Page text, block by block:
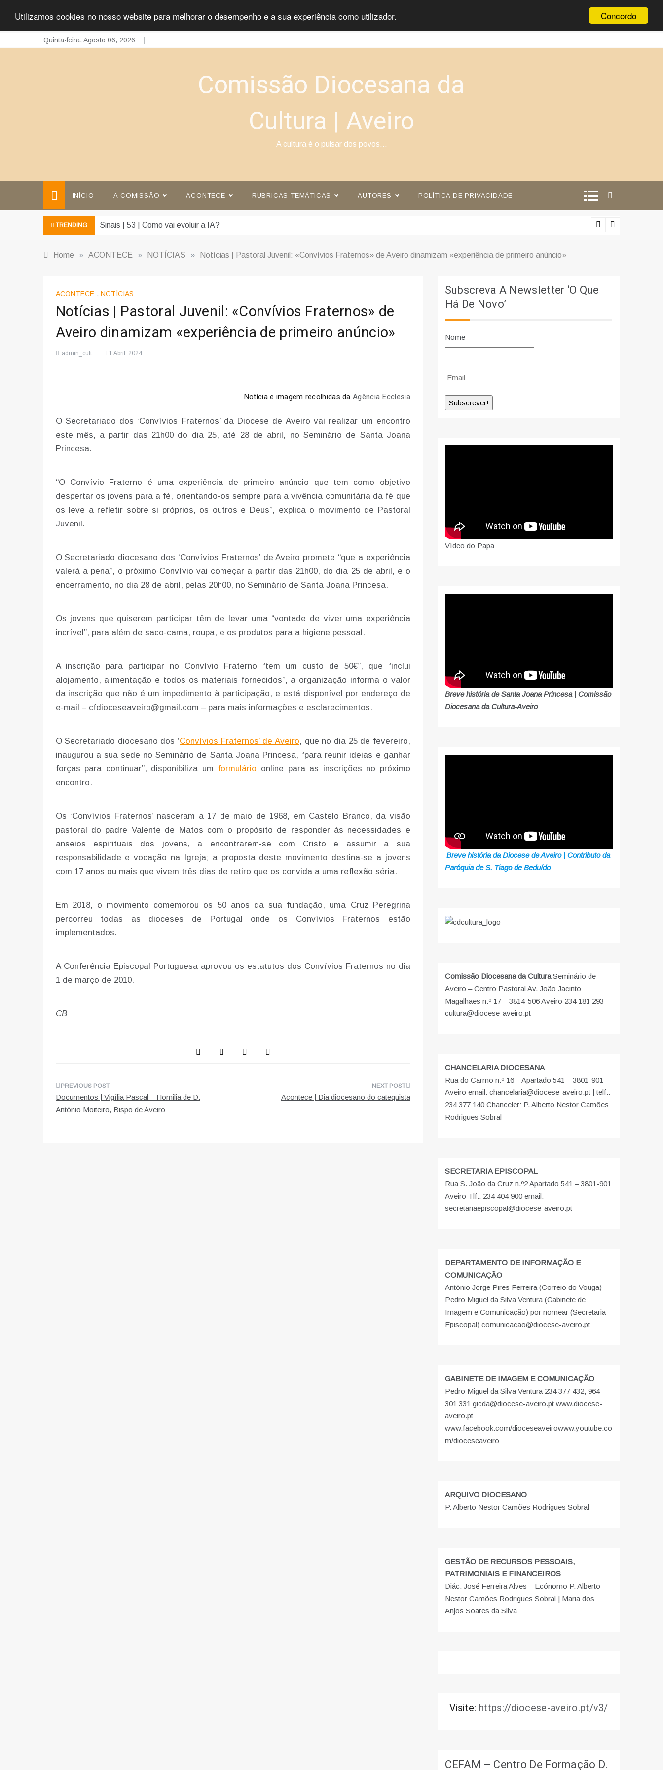
Concordo
Utilizamos cookies no nosso website para melhorar o desempenho e a sua experiência como utilizador.
to
Quinta-feira, Agosto 06, 2026
Comissão Diocesana da
Cultura | Aveiro
A cultura é o pulsar dos povos…
INÍCIO A COMISSÃO ACONTECE RUBRICAS TEMÁTICAS AUTORES POLÍTICA DE PRIVACIDADE
TRENDING Sinais | 53 | Como vai evoluir a IA?
Home » ACONTECE » NOTÍCIAS » Notícias | Pastoral Juvenil: «Convívios Fraternos» de Aveiro dinamizam «experiência de primeiro anúncio»
ACONTECE , NOTÍCIAS
Notícias | Pastoral Juvenil: «Convívios Fraternos» de
Aveiro dinamizam «experiência de primeiro anúncio»
admin_cult 1 Abril, 2024
Notícia e imagem recolhidas daAgência Ecclesia
O Secretariado dos ‘Convívios Fraternos’ da Diocese de Aveiro vai realizar um encontro
este mês, a partir das 21h00 do dia 25, até 28 de abril, no Seminário de Santa Joana
Princesa.
“O Convívio Fraterno é uma experiência de primeiro anúncio que tem como objetivo
despertar os jovens para a fé, orientando-os sempre para a vivência comunitária da fé que
os leve a refletir sobre si próprios, os outros e Deus”, explica o movimento de Pastoral
Juvenil.
O Secretariado diocesano dos ‘Convívios Fraternos’ de Aveiro promete “que a experiência
valerá a pena”, o próximo Convívio vai começar a partir das 21h00, do dia 25 de abril, e o
encerramento, no dia 28 de abril, pelas 20h00, no Seminário de Santa Joana Princesa.
Os jovens que quiserem participar têm de levar uma “vontade de viver uma experiência
incrível”, para além de saco-cama, roupa, e os produtos para a higiene pessoal.
A inscrição para participar no Convívio Fraterno “tem um custo de 50€”, que “inclui
alojamento, alimentação e todos os materiais fornecidos”, a organização informa o valor
da inscrição que não é um impedimento à participação, e está disponível por endereço de
e-mail – cfdioceseaveiro@gmail.com – para mais informações e esclarecimentos.
O Secretariado diocesano dos ‘Convívios Fraternos’ de Aveiro, que no dia 25 de fevereiro,
inaugurou a sua sede no Seminário de Santa Joana Princesa, “para reunir ideias e ganhar
forças para continuar”, disponibiliza um formulário online para as inscrições no próximo
encontro.
Os ‘Convívios Fraternos’ nasceram a 17 de maio de 1968, em Castelo Branco, da visão
pastoral do padre Valente de Matos com o propósito de responder às necessidades e
anseios espirituais dos jovens, a encontrarem-se com Cristo e assumir a sua
responsabilidade e vocação na Igreja; a proposta deste movimento destina-se a jovens
com 17 anos ou mais que vivem três dias de retiro que os convida a uma reflexão séria.
Em 2018, o movimento comemorou os 50 anos da sua fundação, uma Cruz Peregrina
percorreu todas as dioceses de Portugal onde os Convívios Fraternos estão
implementados.
A Conferência Episcopal Portuguesa aprovou os estatutos dos Convívios Fraternos no dia
1 de março de 2010.
CB
Navegação
de
Documentos | Vigília Pascal – Homilia de D.
António Moiteiro, Bispo de Aveiro
Acontece | Dia diocesano do catequista
Subscreva A Newsletter ‘O Que
Há De Novo’
Nome
Vídeo do Papa
Breve história de Santa Joana Princesa | Comissão
Diocesana da Cultura-Aveiro
Breve história da Diocese de Aveiro | Contributo da
Paróquia de S. Tiago de Beduído
Comissão Diocesana da CulturaSeminário de
Aveiro – Centro Pastoral Av. João Jacinto
Magalhaes n.º 17 – 3814-506 Aveiro 234 181 293
cultura@diocese-aveiro.pt
CHANCELARIA DIOCESANA
Rua do Carmo n.º 16 – Apartado 541 – 3801-901
Aveiro email: chancelaria@diocese-aveiro.pt | telf.:
234 377 140 Chanceler: P. Alberto Nestor Camões
Rodrigues Sobral
SECRETARIA EPISCOPAL
Rua S. João da Cruz n.º2 Apartado 541 – 3801-901
Aveiro Tlf.: 234 404 900 email:
secretariaepiscopal@diocese-aveiro.pt
DEPARTAMENTO DE INFORMAÇÃO E
COMUNICAÇÃO
António Jorge Pires Ferreira (Correio do Vouga)
Pedro Miguel da Silva Ventura (Gabinete de
Imagem e Comunicação) por nomear (Secretaria
Episcopal) comunicacao@diocese-aveiro.pt
GABINETE DE IMAGEM E COMUNICAÇÃO
Pedro Miguel da Silva Ventura 234 377 432; 964
301 331 gicda@diocese-aveiro.pt www.diocese-
aveiro.pt
www.facebook.com/dioceseaveirowww.youtube.co
m/dioceseaveiro
ARQUIVO DIOCESANO
P. Alberto Nestor Camões Rodrigues Sobral
GESTÃO DE RECURSOS PESSOAIS,
PATRIMONIAIS E FINANCEIROS
Diác. José Ferreira Alves – Ecónomo P. Alberto
Nestor Camões Rodrigues Sobral | Maria dos
Anjos Soares da Silva
Visite: https://diocese-aveiro.pt/v3/
CEFAM – Centro De Formação D.